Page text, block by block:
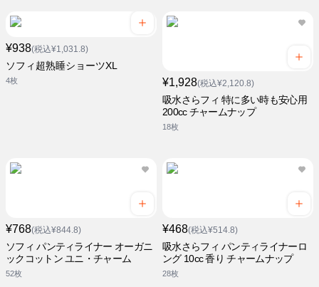
¥938(税込¥1,031.8)
ソフィ超熟睡ショーツXL
4枚 ¥1,928(税込¥2,120.8)
吸水さらフィ 特に多い時も安心用
200cc チャームナップ
18枚
¥768(税込¥844.8)
ソフィ パンティライナー オーガニ
ックコットン ユニ・チャーム
52枚
¥468(税込¥514.8)
吸水さらフィ パンティライナーロ
ング 10cc 香り チャームナップ
28枚